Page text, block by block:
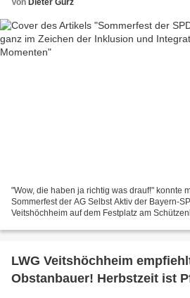
Von Dieter Gürz
"Wow, die haben ja richtig was drauf!" konnte
Sommerfest der AG Selbst Aktiv der Bayern-
Veitshöchheim auf dem Festplatz am
LWG Veitshöchheim
Obstanbauer! Herbstzeit ist